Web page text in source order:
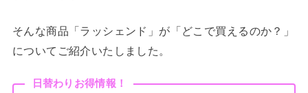
そんな商品「ラッシェンド」が「どこで買えるのか？」
についてご紹介いたしました。
日替わりお得情報！